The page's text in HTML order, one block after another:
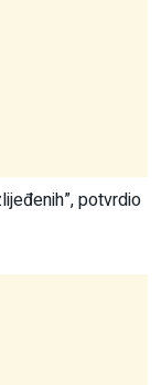
potvrdio